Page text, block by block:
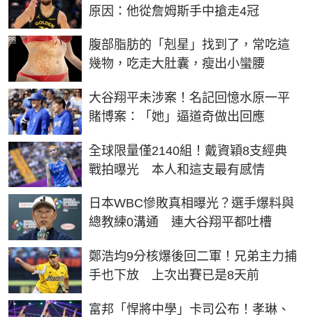
原因：他從詹姆斯手中搶走4冠
腹部脂肪的「剋星」找到了，常吃這
幾物，吃走大肚囊，瘦出小蠻腰
PR
大谷翔平未涉案！名記回憶水原一平
賭博案：「她」逼道奇做出回應
全球限量僅2140組！戴資穎8支經典
戰拍曝光 本人和這支最有感情
日本WBC慘敗真相曝光？選手爆料與
總教練0溝通 連大谷翔平都吐槽
鄭浩均9分核爆後回二軍！兄弟主力捕
手也下放 上次出賽已是8天前
富邦「悍將中學」卡司公布！孝琳、